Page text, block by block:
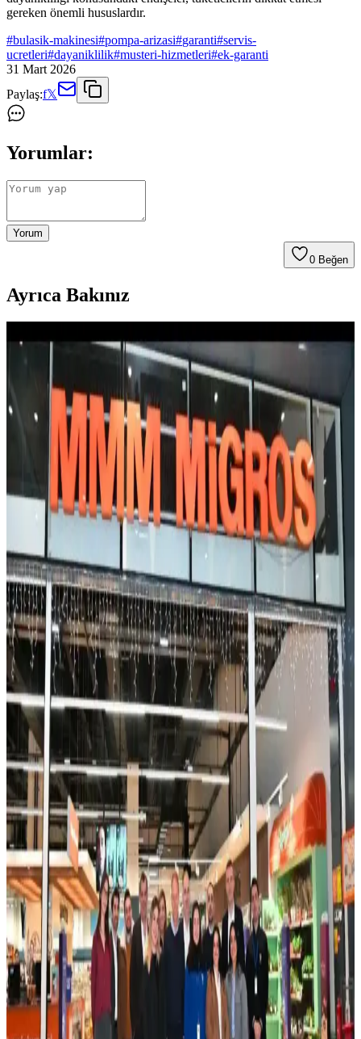
gereken önemli hususlardır.
#bulasik-makinesi#pompa-arizasi#garanti#servis-
ucretleri#dayaniklilik#musteri-hizmetleri#ek-garanti
31 Mart 2026
Paylaş:f𝕏
Yorumlar:
Yorum
0 Beğen
Ayrıca Bakınız
Sessiz ve Kötü Koku Yapmayan Bulaşık Makineleri:
Temizlik ve Bakım İpuçları
Bulaşık makinelerinde kötü koku ve yetersiz kuruma sorunları
deterjan seçimi, filtre temizliği ve uygun yıkama programlarıyla
önlenebilir. Sessiz ve performanslı modellerle bakım kolaylaşır.
Yeni Ev Alımında Beyaz Eşya ve Ev Aletleri Seçimi:
Dayanıklılık, Markalar ve Tavsiyeler
Yeni eve taşınırken beyaz eşya ve ev aletleri seçimi kullanım
kolaylığı, dayanıklılık ve bütçe açısından önemlidir. Markalar,
modeller ve tavsiyelerle doğru seçim rehberi sunulmaktadır.
Bosch Benchmark 800 Serisi Bulaşık Makinesi
Sirkülasyon Pompası Arızası ve Garanti Durumu
İncelemesi
Bosch Benchmark 800 serisi bulaşık makinelerinde erken
sirkülasyon pompası arızaları ve garanti kapsamı, servis ücretleri ile
ürün dayanıklılığı konuları ele alınmaktadır. Kullanıcı deneyimleri
ve öneriler sunulmaktadır.
LG Ev Aletleri İncelemesi: Çamaşır Makineleri,
Kurutucular ve Diğer Ürünler
LG ev aletleri arasında çamaşır makineleri ve kurutucular yüksek
performans ve dayanıklılık sunarken, buzdolapları ve mutfak
ürünlerinde garanti ve servis koşulları önem kazanıyor.
Bosch 800 Serisi Panel Ready Bulaşık Makinesi:
Panel Ağırlığı ve Yay Uyumsuzluğu Sorunları
Bosch 800 Serisi Panel Ready bulaşık makinelerinde panel
ağırlığına bağlı kapı yay uyumsuzlukları ve yüksek yedek parça
maliyetleri kullanıcı deneyimini olumsuz etkiliyor. Müşteri hizmetleri
desteği yetersiz kalıyor.
Temizlemesi Kolay Air Fryer Modelleri ve Etkili
Temizlik Yöntemleri
Air fryer temizliği, yapışkan kalıntılar ve zor ulaşılabilir alanlar
nedeniyle zorluk çıkarır. Ninja Crispi, Typhur Dome gibi modeller
ve uygun temizlik yöntemleri süreci kolaylaştırır.